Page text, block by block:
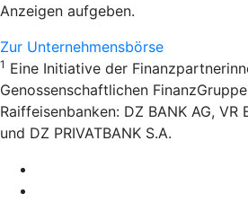
Anzeigen aufgeben.
Zur Unternehmensbörse
1 Eine Initiative der
Genossenschaftlichen
Raiffeisenbanken: DZ BANK AG,
und DZ PRIVATBANK S.A.